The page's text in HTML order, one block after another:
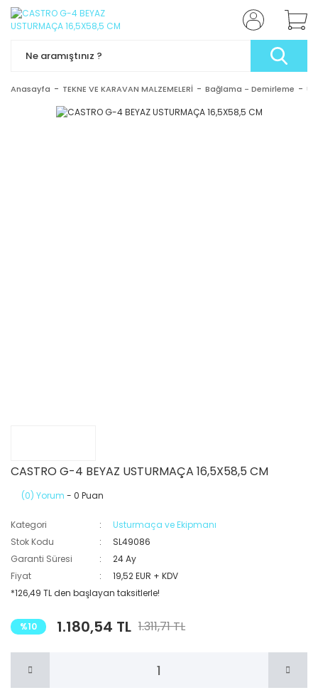
Anasayfa TEKNE VE KARAVAN MALZEMELERİ Bağlama - Demirleme
CASTRO G-4 BEYAZ USTURMAÇA 16,5X58,5 CM
(0) Yorum - 0 Puan
Kategori
Usturmaça ve Ekipmanı
Stok Kodu
SL49086
Garanti Süresi
24 Ay
Fiyat
19,52 EUR + KDV
*126,49 TL den başlayan taksitlerle!
%10 1.180,54 TL 1.311,71 TL